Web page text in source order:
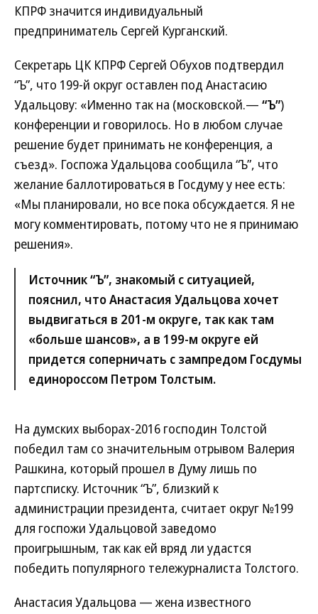
КПРФ значится индивидуальный
предприниматель Сергей Курганский.
Секретарь ЦК КПРФ Сергей Обухов подтвердил
“Ъ”, что 199-й округ оставлен под Анастасию
Удальцову: «Именно так на (московской.— “Ъ”)
конференции и говорилось. Но в любом случае
решение будет принимать не конференция, а
съезд». Госпожа Удальцова сообщила “Ъ”, что
желание баллотироваться в Госдуму у нее есть:
«Мы планировали, но все пока обсуждается. Я не
могу комментировать, потому что не я принимаю
решения».
Источник “Ъ”, знакомый с ситуацией,
пояснил, что Анастасия Удальцова хочет
выдвигаться в 201-м округе, так как там
«больше шансов», а в 199-м округе ей
придется соперничать с зампредом Госдумы
единороссом Петром Толстым.
На думских выборах-2016 господин Толстой
победил там со значительным отрывом Валерия
Рашкина, который прошел в Думу лишь по
партсписку. Источник “Ъ”, близкий к
администрации президента, считает округ №199
для госпожи Удальцовой заведомо
проигрышным, так как ей вряд ли удастся
победить популярного тележурналиста Толстого.
Анастасия Удальцова — жена известного